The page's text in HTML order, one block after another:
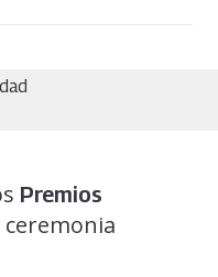
Premios